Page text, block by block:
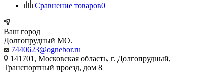
Сравнение товаров0
Ваш город
Долгопрудный МО
7440623@ognebor.ru
141701, Московская область, г. Долгопрудный,
Транспортный проезд, дом 8